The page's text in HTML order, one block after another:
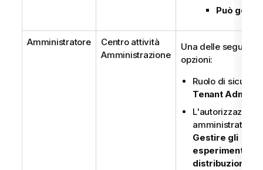
Può
Amministratore
Centro attività
Amministrazione
Una delle seguenti
opzioni:
Ruolo di
Tenant Admin
L'autorizzazione
amministratore
Gestire gli
esperimenti e le
distribuzioni ML